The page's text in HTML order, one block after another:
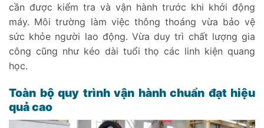
cần được kiểm tra và vận hành trước khi khởi động
máy. Môi trường làm việc thông thoáng vừa bảo vệ
sức khỏe người lao động. Vừa duy trì chất lượng gia
công cũng như kéo dài tuổi thọ các linh kiện quang
học.
Toàn bộ quy trình vận hành chuẩn đạt hiệu
quả cao